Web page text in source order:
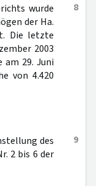
8
wurde
der Ha.
Die letzte
2003
29. Juni
von 4.420
9
des
2 bis 6 der